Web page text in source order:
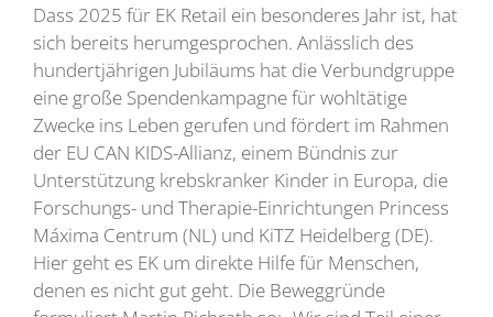
Dass 2025 für EK Retail ein besonderes Jahr ist, hat
sich bereits herumgesprochen. Anlässlich des
hundertjährigen Jubiläums hat die Verbundgruppe
eine große Spendenkampagne für wohltätige
Zwecke ins Leben gerufen und fördert im Rahmen
der EU CAN KIDS-Allianz, einem Bündnis zur
Unterstützung krebskranker Kinder in Europa, die
Forschungs- und Therapie-Einrichtungen Princess
Máxima Centrum (NL) und KiTZ Heidelberg (DE).
Hier geht es EK um direkte Hilfe für Menschen,
denen es nicht gut geht. Die Beweggründe